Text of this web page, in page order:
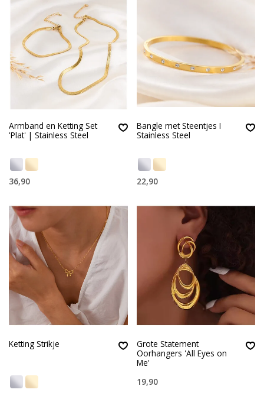
Armband en Ketting Set
'Plat' | Stainless Steel
36,90
Bangle met Steentjes I
Stainless Steel
22,90
Ketting Strikje
Grote Statement
Oorhangers 'All Eyes on
Me'
19,90